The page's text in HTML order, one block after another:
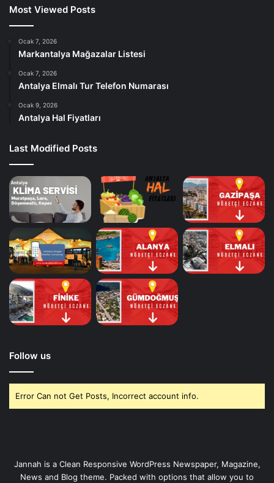
Most Viewed Posts
Ocak 7, 2026
Markantalya Mağazalar Listesi
Ocak 7, 2026
Antalya Elmalı Tur Telefon Numarası
Ocak 9, 2026
Antalya Hal Fiyatları
Last Modified Posts
Follow us
Error Can not Get Posts, Incorrect account info.
Jannah is a Clean Responsive WordPress Newspaper, Magazine,
News and Blog theme. Packed with options that allow you to